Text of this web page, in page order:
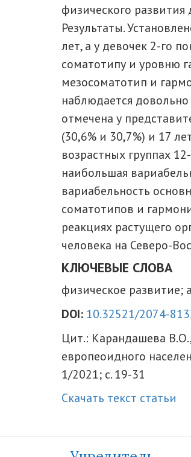
физического
Результаты.
лет, а у девочек 2-го
соматотипу и уровню
мезосоматотип и
наблюдается
отмечена у
(30,6% и 30,7%) и 17
возрастных группах
наибольшая
вариабельность
соматотипов и
реакциях растущего
человека на Северо-
КЛЮЧЕВЫЕ СЛОВА
физическое развитие;
DOI: 10.32521/2074-
Цит.: Карандашева
европеоидного
1/2021; с. 19-31
Скачать текст статьи